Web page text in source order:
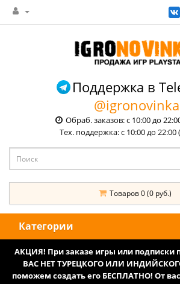
Поддержка в
@igronovinka
Обраб. заказов: с 10:00 до
Тех. поддержка: с 10:00 до 22:00
Товаров 0 (0 руб.)
Категории
АКЦИЯ! При заказе игры или подписки
ВАС НЕТ ТУРЕЦКОГО ИЛИ
поможем создать его БЕСПЛАТНО! От